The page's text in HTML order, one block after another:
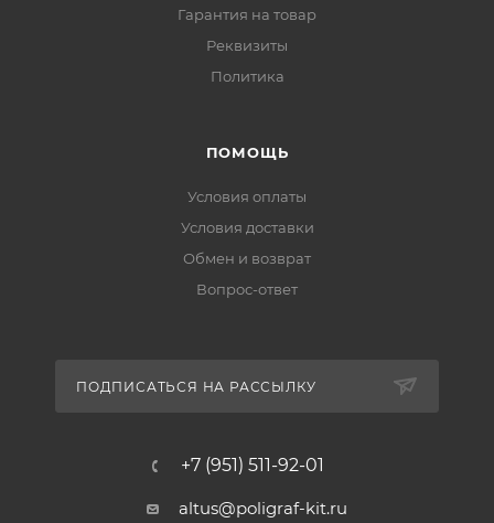
Гарантия на товар
Реквизиты
Политика
ПОМОЩЬ
Условия оплаты
Условия доставки
Обмен и возврат
Вопрос-ответ
ПОДПИСАТЬСЯ НА РАССЫЛКУ
+7 (951) 511-92-01
altus@poligraf-kit.ru